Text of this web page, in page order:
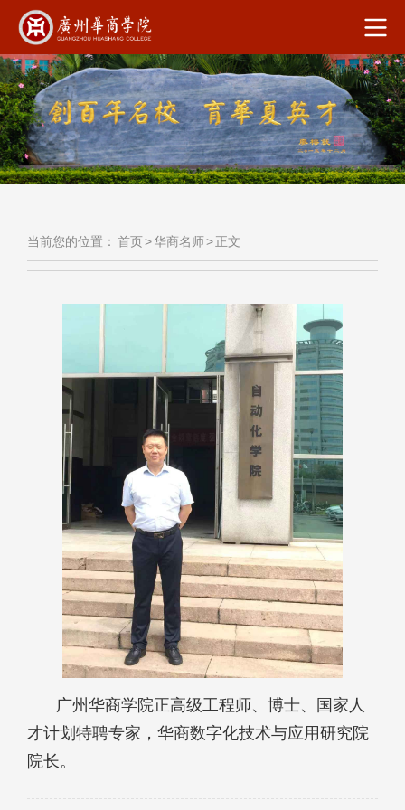
当前您的位置： 首页>华商名师>正文
广州华商学院正高级工程师、博士、国家人
才计划特聘专家，华商数字化技术与应用研究院
院长。